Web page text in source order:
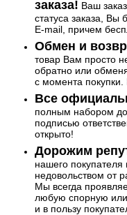
заказа! Ваш
статуса заказа,
E-mail, причем
Обмен и
товар Вам просто
обратно или
с момента покупки.
Все
полным набором
подписью
открыто!
Дорожим
нашего
недовольством от
Мы всегда
любую спорную
и в пользу